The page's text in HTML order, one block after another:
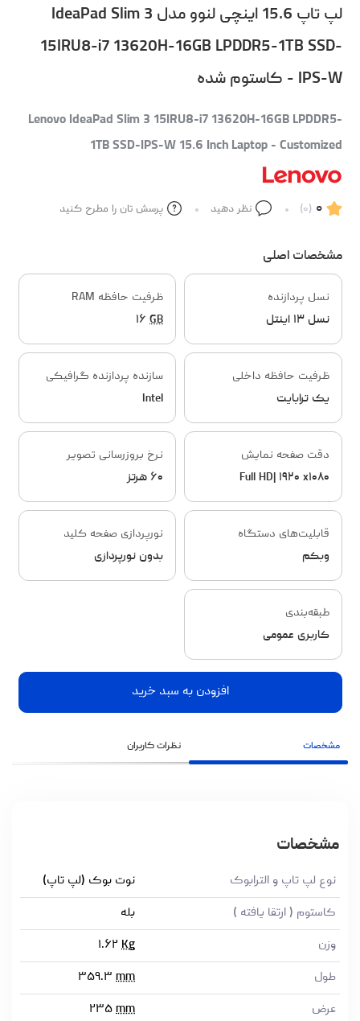
لپ تاپ 15.6 اینچی لنوو مدل IdeaPad Slim 3
15IRU8-i7 13620H-16GB LPDDR5-1TB SSD-
IPS-W - کاستوم شده
Lenovo IdeaPad Slim 3 15IRU8-i7 13620H-16GB LPDDR5-
1TB SSD-IPS-W 15.6 Inch Laptop - Customized
۰ (۰) نظر دهید پرسش تان را مطرح کنید
مشخصات اصلی
نسل پردازنده
نسل ۱۳ اینتل
ظرفیت حافظه RAM
۱۶ GB
ظرفیت حافظه داخلی
یک ترابایت
سازنده پردازنده گرافیکی
Intel
دقت صفحه نمایش
Full HD| ۱۹۲۰ x۱۰۸۰
نرخ بروزرسانی تصویر
۶۰ هرتز
قابلیت‌های دستگاه
وبکم
نورپردازی صفحه کلید
بدون نورپردازی
طبقه‌بندی
کاربری عمومی
افزودن به سبد خرید
مشخصات نظرات کاربران
مشخصات
نوع لپ تاپ و الترابوک
نوت بوک (لپ تاپ)
کاستوم ( ارتقا یافته )
بله
وزن
۱.۶۲ Kg
طول
۳۵۹.۳ mm
عرض
۲۳۵ mm